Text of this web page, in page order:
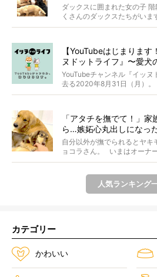
ダックスに囲まれた女の子
くさんのダックスたちがい
【YouTubeはじまりま
ヌドットライフ』〜愛犬
YouTubeチャンネル『イッヌ
去る2020年8月31日（月）
「アタチを撫でて！」
ら…嫉妬心丸出しになっ
自分以外が撫でられるとヤキ
ョコラさん。 いまはオーナ
人気ランキング
カテゴリー
かわいい